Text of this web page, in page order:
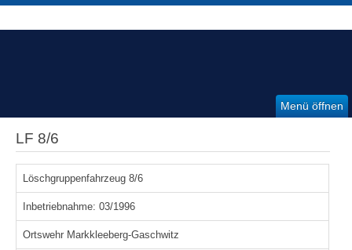
Menü öffnen
LF 8/6
Löschgruppenfahrzeug 8/6
Inbetriebnahme: 03/1996
Ortswehr Markkleeberg-Gaschwitz